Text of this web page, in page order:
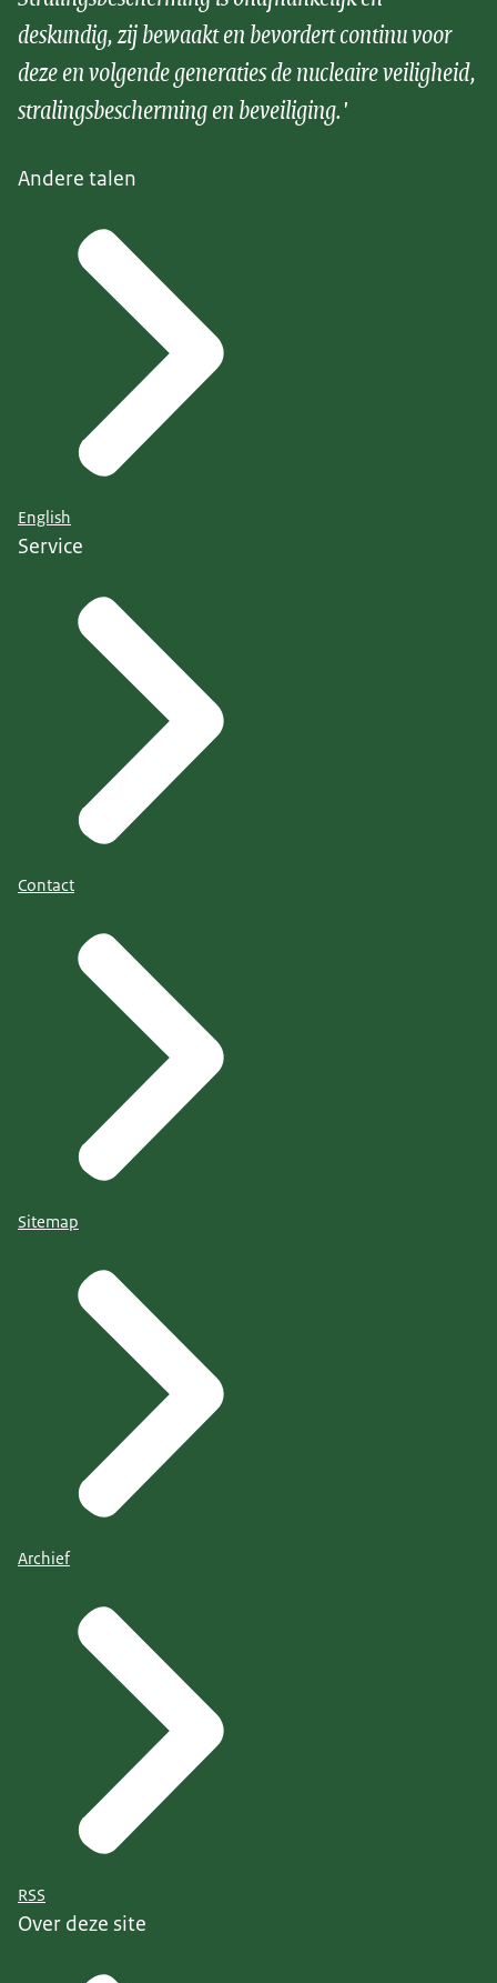
deskundig, zij bewaakt en bevordert continu voor
deze en volgende generaties de nucleaire veiligheid,
stralingsbescherming en beveiliging.'
Andere talen
English
Service
Contact
Sitemap
Archief
RSS
Over deze site